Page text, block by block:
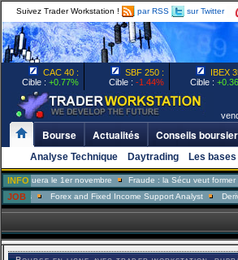
Suivez Trader Workstation ! par RSS sur Twitter
CAC 40 :
Cible : +0.77%
SBF 250 :
Cible : -1.44%
IBEX
Cible :
Bourse Actualités Conseils
Analyse Technique Daytrading Les bases
INFOle 1er novembre Fraude : la Sécu veut former ses
JOBForex and Fixed Income Support Analyst Derivatives